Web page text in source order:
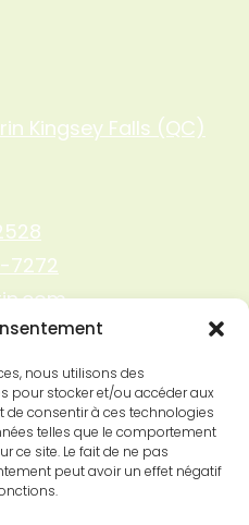
nous utilisons des
pour stocker et/ou accéder aux
de consentir à ces technologies
telles que le comportement
ce site. Le fait de ne pas
peut avoir un effet négatif
Kingsey Falls (QC)
7272